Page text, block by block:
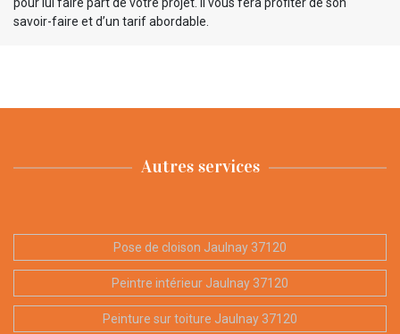
savoir-faire et d’un tarif abordable.
Autres services
Pose de cloison Jaulnay 37120
Peintre intérieur Jaulnay 37120
Peinture sur toiture Jaulnay 37120